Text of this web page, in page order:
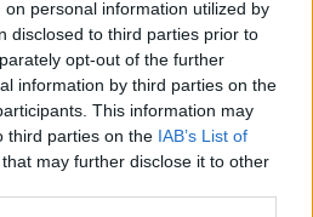
personal information utilized by
disclosed to third parties prior to
opt-out of the further
information by third parties on the
This information may
third parties on the IAB’s List of
that may further disclose it to other
beleállt a dolgokba. Posztra
játszatja a fiatalokat, támadó
E?? Abszolút nem. Rengeteg a
NEM IS KICSI!!!
A CSAPAT ÚJJÁÉPÍTÉSE. ez
Lehet, hogy beletörik a bicskája,
jól akarja csinálni. Én bizakodó